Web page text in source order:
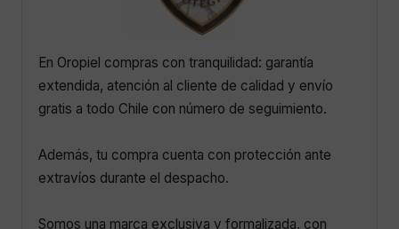
En Oropiel compras con tranquilidad: garantía
extendida, atención al cliente de calidad y envío
gratis a todo Chile con número de seguimiento.
Además, tu compra cuenta con protección ante
extravíos durante el despacho.
Somos una marca exclusiva y formalizada, con